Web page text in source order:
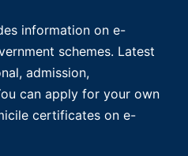
information on e-
schemes. Latest
admission,
can apply for your own
certificates on e-